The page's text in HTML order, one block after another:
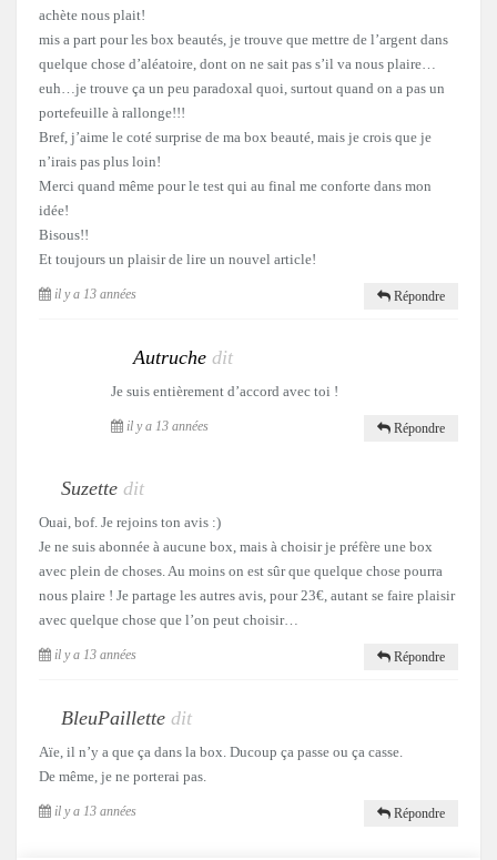
achète nous plait!
mis a part pour les box beautés, je trouve que mettre de l’argent dans
quelque chose d’aléatoire, dont on ne sait pas s’il va nous plaire…
euh…je trouve ça un peu paradoxal quoi, surtout quand on a pas un
portefeuille à rallonge!!!
Bref, j’aime le coté surprise de ma box beauté, mais je crois que je
n’irais pas plus loin!
Merci quand même pour le test qui au final me conforte dans mon
idée!
Bisous!!
Et toujours un plaisir de lire un nouvel article!
il y a 13 années Répondre
Autruche dit
Je suis entièrement d’accord avec toi !
il y a 13 années Répondre
Suzette dit
Ouai, bof. Je rejoins ton avis :)
Je ne suis abonnée à aucune box, mais à choisir je préfère une box
avec plein de choses. Au moins on est sûr que quelque chose pourra
nous plaire ! Je partage les autres avis, pour 23€, autant se faire plaisir
avec quelque chose que l’on peut choisir…
il y a 13 années Répondre
BleuPaillette dit
Aïe, il n’y a que ça dans la box. Ducoup ça passe ou ça casse.
De même, je ne porterai pas.
il y a 13 années Répondre